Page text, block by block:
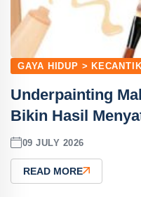
GAYA HIDUP >
Underpainting
Bikin Hasil
09 JULY 2026
READ MORE